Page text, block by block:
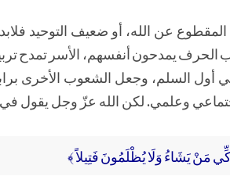
المقطوع عن الله، أو ضعيف التوحيد
يمدحون أنفسهم، الأسر تمدح
أول السلم، وجعل الشعوب الأخرى
وعلمي. لكن الله عزّ وجل يقول في
مَنْ يَشَاءُ وَلَا يُظْلَمُونَ فَتِيلاً ﴾